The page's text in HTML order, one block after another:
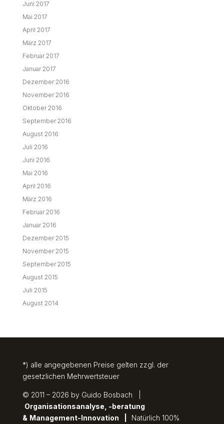
Juni 2017
Mai 2017
April 2017
März 2017
Februar 2017
Januar 2017
Dezember 2016
November 2016
Oktober 2016
September 2016
August 2016
Juli 2016
Juni 2016
Mai 2016
April 2016
März 2016
Februar 2016
Januar 2016
Dezember 2015
November 2015
September 2015
August 2015
Juli 2015
August 2014
*) alle angegebenen Preise gelten zzgl. der
gesetzlichen Mehrwertsteuer
© 2011 – 2026 by Guido Bosbach |
Organisationsanalyse, -beratung
& Management-Innovation Natürlich 100%